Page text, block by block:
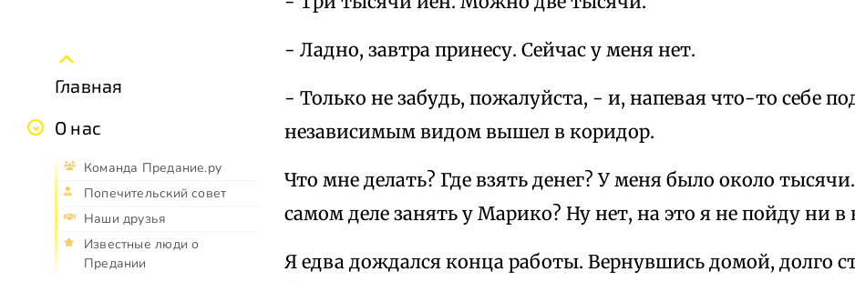
Главная
О нас
Команда Предание.ру
Попечительский совет
Наши друзья
Известные люди о
Предании
- Ладно, завтра принесу. Сейчас у меня нет.
- Только не забудь, пожалуйста, - и, напевая что-то себе
независимым видом вышел в коридор.
Что мне делать? Где взять денег? У меня было около
самом деле занять у Марико? Ну нет, на это я не пойду ни в
Я едва дождался конца работы. Вернувшись домой, долго